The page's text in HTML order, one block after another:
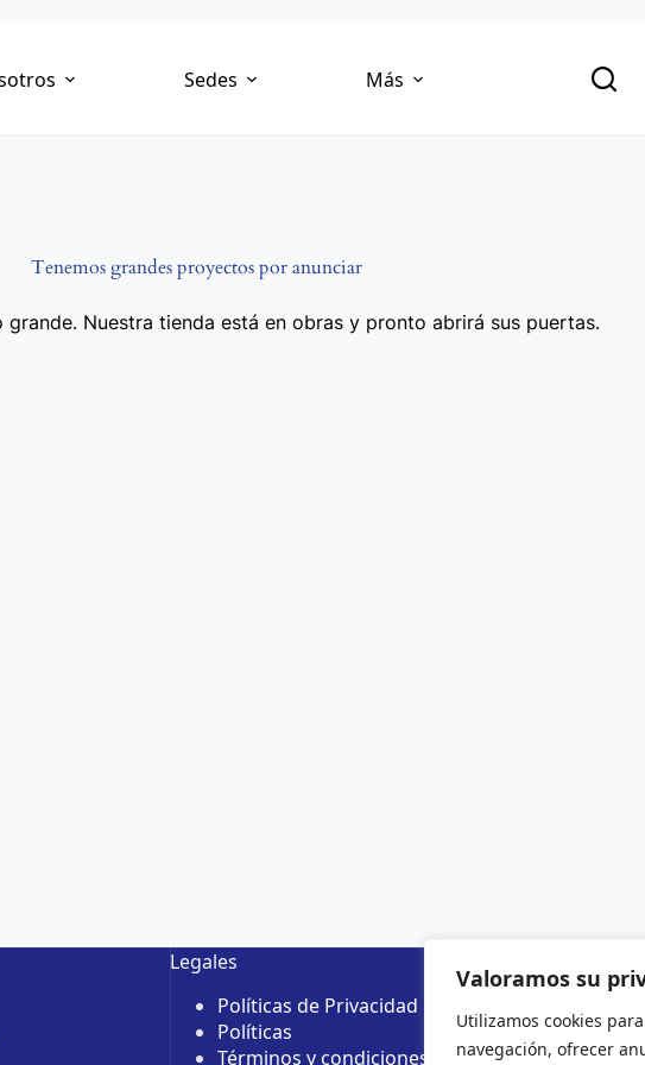
Valoramos su
Utilizamos cookies
navegación, ofrecer
Sedes Más
Tenemos grandes proyectos por anunciar
grande. Nuestra tienda está en obras y pronto abrirá sus puertas.
Legales
Políticas de Privacidad
Políticas
Términos y condiciones